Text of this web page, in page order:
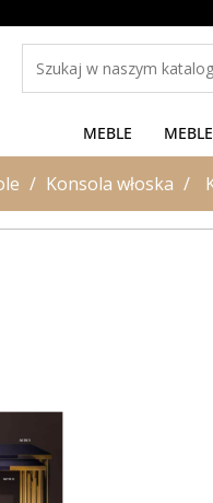
MEBLE
Konsola włoska